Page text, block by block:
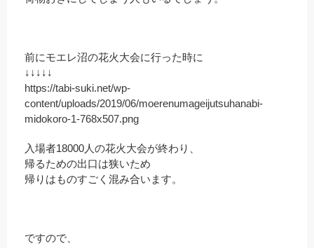
前にモエレ沼の花火大会に行った時に
↓↓↓↓↓
https://tabi-suki.net/wp-
content/uploads/2019/06/moerenumageijutsuhanabi-
midokoro-1-768x507.png
入場者18000人の花火大会が終わり、
帰るための出口は狭いため
帰りはものすごく混み合います。
ですので、